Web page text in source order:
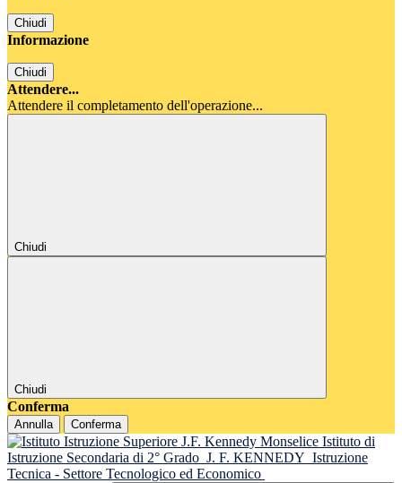
Chiudi
Informazione
Chiudi
Attendere...
Attendere il completamento dell'operazione...
Chiudi
Chiudi
Conferma
Annulla Conferma
Istituto di
Istruzione Secondaria di 2° Grado J. F. KENNEDY Istruzione
Tecnica - Settore Tecnologico ed Economico